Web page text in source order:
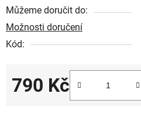
Můžeme doručit do:
Možnosti doručení
Kód:
790 Kč